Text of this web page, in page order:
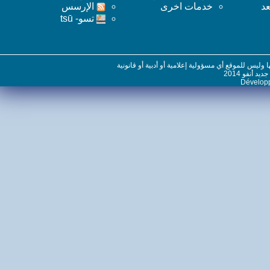
خدمات اخرى
اﻹرسس
تسو- tsū
للموقع أي مسؤولية إعلامية أو أدبية أو قانونية
2014